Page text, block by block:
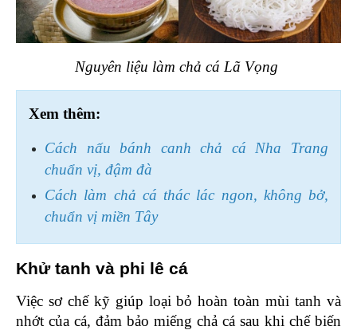
Nguyên liệu làm chả cá Lã Vọng
Xem thêm:
Cách nấu bánh canh chả cá Nha Trang
chuẩn vị, đậm đà
Cách làm chả cá thác lác ngon, không bở,
chuẩn vị miền Tây
Khử tanh và phi lê cá
Việc sơ chế kỹ giúp loại bỏ hoàn toàn mùi tanh và
nhớt của cá, đảm bảo miếng chả cá sau khi chế biến